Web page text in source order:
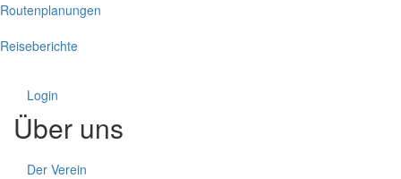
Routenplanungen
Reiseberichte
Login
Über uns
Der Verein